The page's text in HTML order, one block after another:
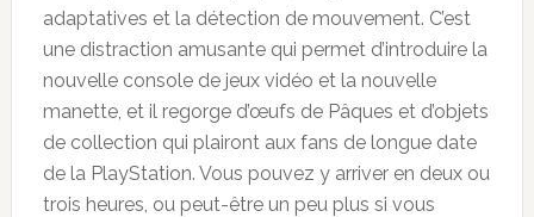
adaptatives et la détection de mouvement. C’est
une distraction amusante qui permet d’introduire la
nouvelle console de jeux vidéo et la nouvelle
manette, et il regorge d’œufs de Pâques et d’objets
de collection qui plairont aux fans de longue date
de la PlayStation. Vous pouvez y arriver en deux ou
trois heures, ou peut-être un peu plus si vous